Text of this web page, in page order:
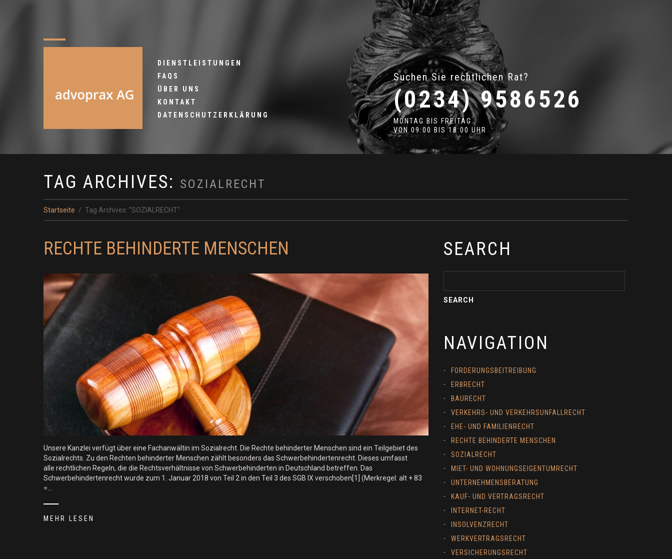
DIENSTLEISTUNGEN
FAQS
ÜBER UNS
KONTAKT
DATENSCHUTZERKLÄRUNG
Suchen Sie rechtlichen Rat?
(0234) 9586526
MONTAG BIS FREITAG
VON 09:00 BIS 18:00 UHR
TAG ARCHIVES: SOZIALRECHT
Startseite Tag Archives: "SOZIALRECHT"
RECHTE BEHINDERTE MENSCHEN
Unsere Kanzlei verfügt über eine Fachanwältin im Sozialrecht. Die Rechte behinderter Menschen sind ein Teilgebiet des
Sozialrechts. Zu den Rechten behinderter Menschen zählt besonders das Schwerbehindertenrecht. Dieses umfasst
alle rechtlichen Regeln, die die Rechtsverhältnisse von Schwerbehinderten in Deutschland betreffen. Das
Schwerbehindertenrecht wurde zum 1. Januar 2018 von Teil 2 in den Teil 3 des SGB IX verschoben[1] (Merkregel: alt + 83
=…
MEHR LESEN
SEARCH
NAVIGATION
FORDERUNGSBEITREIBUNG
ERBRECHT
BAURECHT
VERKEHRS- UND VERKEHRSUNFALLRECHT
EHE- UND FAMILIENRECHT
RECHTE BEHINDERTE MENSCHEN
SOZIALRECHT
MIET- UND WOHNUNGSEIGENTUMRECHT
UNTERNEHMENSBERATUNG
KAUF- UND VERTRAGSRECHT
INTERNET-RECHT
INSOLVENZRECHT
WERKVERTRAGSRECHT
VERSICHERUNGSRECHT